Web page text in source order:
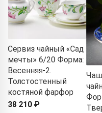
Сервиз чайный «Сад
мечты» 6/20 Форма:
Весенняя-2.
Толстостенный
костяной фарфор
38 210 ₽